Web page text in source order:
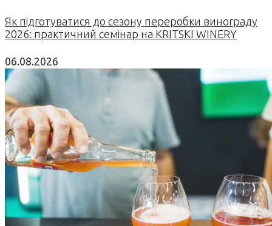
Як підготуватися до сезону переробки винограду
2026: практичний семінар на KRITSKI WINERY
06.08.2026